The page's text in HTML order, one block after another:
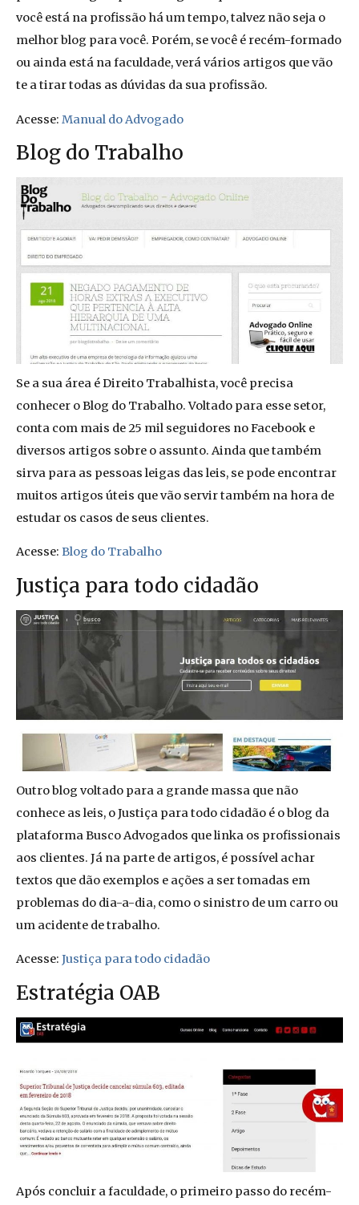
você está na profissão há um tempo, talvez não seja o
melhor blog para você. Porém, se você é recém-formado
ou ainda está na faculdade, verá vários artigos que vão
te a tirar todas as dúvidas da sua profissão.
Acesse: Manual do Advogado
Blog do Trabalho
Se a sua área é Direito Trabalhista, você precisa
conhecer o Blog do Trabalho. Voltado para esse setor,
conta com mais de 25 mil seguidores no Facebook e
diversos artigos sobre o assunto. Ainda que também
sirva para as pessoas leigas das leis, se pode encontrar
muitos artigos úteis que vão servir também na hora de
estudar os casos de seus clientes.
Acesse: Blog do Trabalho
Justiça para todo cidadão
Outro blog voltado para a grande massa que não
conhece as leis, o Justiça para todo cidadão é o blog da
plataforma Busco Advogados que linka os profissionais
aos clientes. Já na parte de artigos, é possível achar
textos que dão exemplos e ações a ser tomadas em
problemas do dia-a-dia, como o sinistro de um carro ou
um acidente de trabalho.
Acesse: Justiça para todo cidadão
Estratégia OAB
Após concluir a faculdade, o primeiro passo do recém-